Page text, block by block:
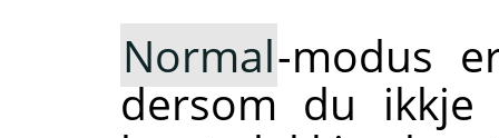
Normal-modus
dersom du